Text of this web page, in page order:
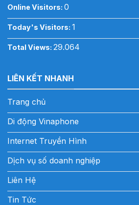
Online Visitors: 0
Today's Visitors: 1
Total Views: 29.064
LIÊN KẾT NHANH
Trang chủ
Di động Vinaphone
Internet Truyền Hình
Dịch vụ số doanh nghiệp
Liên Hệ
Tin Tức